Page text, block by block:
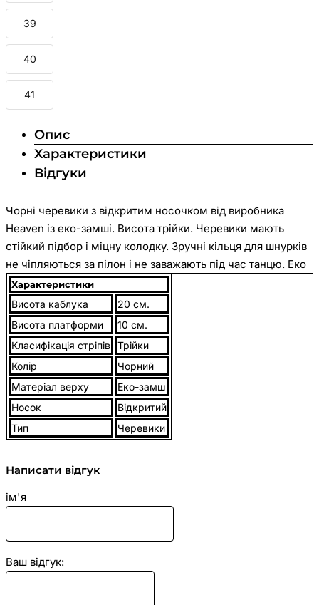
39
40
41
Опис
Характеристики
Відгуки
Чорні черевики з відкритим носочком від виробника
Heaven із еко-замші. Висота трійки. Черевики мають
стійкий підбор і міцну колодку. Зручні кільця для шнурків
не чіпляються за пілон і не заважають під час танцю. Еко
замша – красивий і приємний на дотик матеріал. Такі
черевики гармонійно доповнять ваш образ і стануть
ідеальним помічником у танцях.
Характеристики
Висота каблука
20 см.
Висота платформи
10 см.
Класифікація стріпів Трійки
Колір
Чорний
Матеріал верху
Еко-замш
Носок
Відкритий
Тип
Черевики
Написати відгук
ім'я
Ваш відгук: